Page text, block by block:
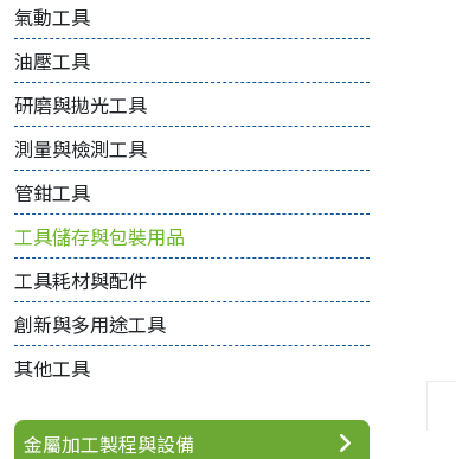
氣動工具
油壓工具
研磨與拋光工具
測量與檢測工具
管鉗工具
工具儲存與包裝用品
工具耗材與配件
創新與多用途工具
其他工具
金屬加工製程與設備